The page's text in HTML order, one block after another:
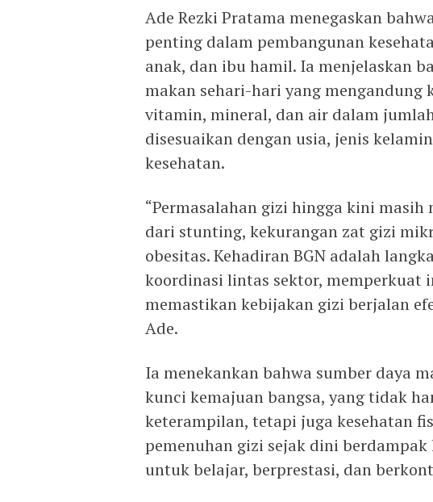
Ade Rezki Pratama menegaskan
penting dalam pembangunan
anak, dan ibu hamil. Ia menjelaskan
makan sehari-hari yang
vitamin, mineral, dan air dalam
disesuaikan dengan usia, jenis
kesehatan.
“Permasalahan gizi hingga kini
dari stunting, kekurangan zat gizi
obesitas. Kehadiran BGN adalah
koordinasi lintas sektor, memperkuat
memastikan kebijakan gizi berjalan
Ade.
Ia menekankan bahwa sumber daya
kunci kemajuan bangsa, yang tidak
keterampilan, tetapi juga kesehatan
pemenuhan gizi sejak dini
untuk belajar, berprestasi, dan